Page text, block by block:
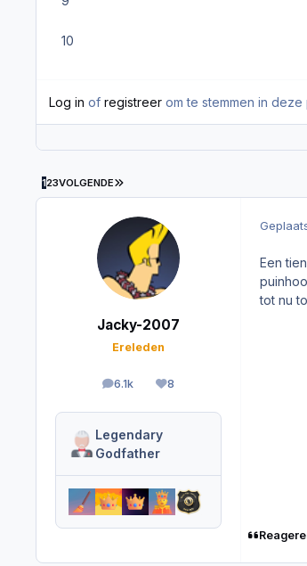
10
Log in of registreer om te stemmen in deze
123VOLGENDE LAATSTE PAGINA
Jacky-2007
Ereleden
6.1k
berichten8
Reputation
Legendary
Godfather
Een
tot nu